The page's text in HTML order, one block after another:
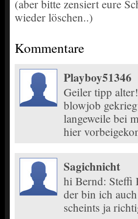
(aber bitte zensiert eure
wieder löschen..)
Kommentare
Playboy51346
Geiler tipp
blowjob
langeweile bei
hier
Sagichnicht
hi Bernd: Steffi
der bin ich
scheints ja